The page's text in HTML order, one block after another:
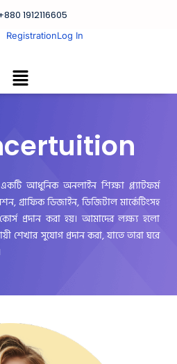
1912116605
RegistrationLog In
আধুনিক অনলাইন শিক্ষা প্ল্যাটফর্ম
গ্রাফিক ডিজাইন, ডিজিটাল মার্কেটিংসহ
কোর্স প্রদান করা হয়। আমাদের লক্ষ্য হলো
শেখার সুযোগ প্রদান করা, যাতে তারা ঘরে